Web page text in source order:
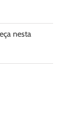
nesta